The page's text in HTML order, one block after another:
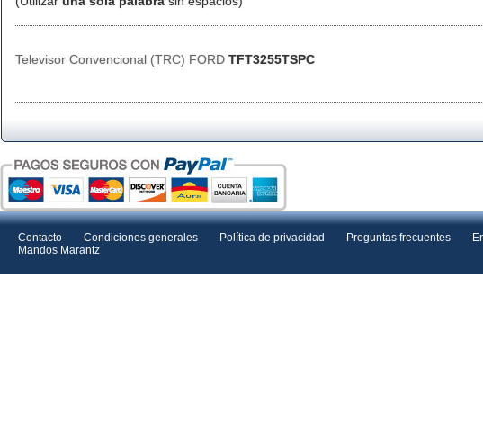
Televisor Convencional (TRC) FORD TFT3255TSPC
Contacto Condiciones generales Política de privacidad Preguntas frecuentes
Mandos Marantz